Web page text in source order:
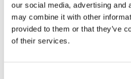
our social media, advertising and
may combine it with other
provided to them or that they’ve
of their services.